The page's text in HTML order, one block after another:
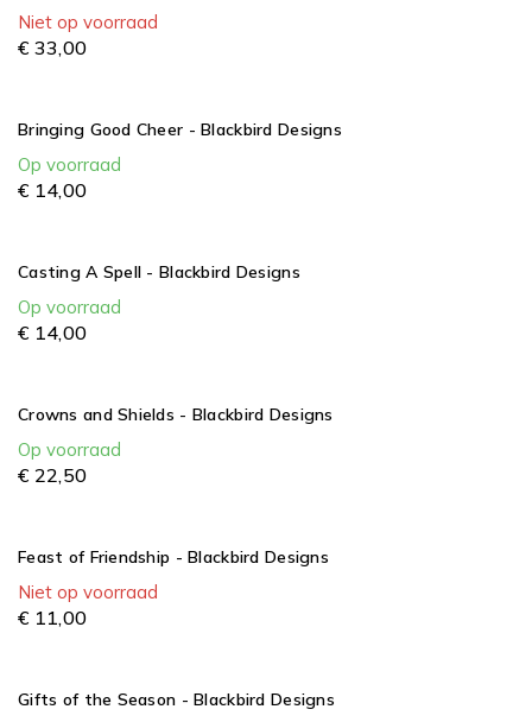
Niet op voorraad
€ 33,00
Bringing Good Cheer - Blackbird Designs
Op voorraad
€ 14,00
Casting A Spell - Blackbird Designs
Op voorraad
€ 14,00
Crowns and Shields - Blackbird Designs
Op voorraad
€ 22,50
Feast of Friendship - Blackbird Designs
Niet op voorraad
€ 11,00
Gifts of the Season - Blackbird Designs